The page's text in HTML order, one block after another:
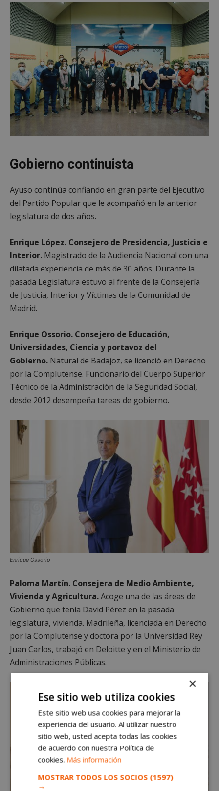
Gobierno continuista
Ayuso continúa confiando en gran parte del Ejecutivo
del Partido Popular que le acompañó en la anterior
legislatura de dos años.
Enrique López. Consejero de Presidencia, Justicia e
Interior. Magistrado de la Audiencia Nacional con una
dilatada experiencia de más de 30 años. Durante la
pasada Legislatura estuvo al frente de la Consejería
de Justicia, Interior y Víctimas de la Comunidad de
Madrid.
Enrique Ossorio. Consejero de Educación,
Universidades, Ciencia y portavoz del
Gobierno. Natural de Badajoz, se licenció en Derecho
por la Complutense. Funcionario del Cuerpo Superior
Técnico de la Administración de la Seguridad Social,
desde 2012 desempeña tareas de gobierno.
Enrique Ossorio
Paloma Martín. Consejera de Medio Ambiente,
Vivienda y Agricultura.Acoge una de las áreas de
Gobierno que tenía David Pérez en la pasada
legislatura, vivienda. Madrileña, licenciada en Derecho
por la Complutense y doctora por la Universidad Rey
Juan Carlos, trabajó en Deloitte y en el Ministerio de
Administraciones Públicas.
×
Ese sitio web utiliza cookies
Este sitio web usa cookies para mejorar la
experiencia del usuario. Al utilizar nuestro
sitio web, usted acepta todas las cookies
de acuerdo con nuestra Política de
cookies. Más información
MOSTRAR TODOS LOS SOCIOS (1597)
→